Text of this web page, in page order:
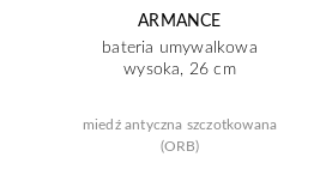
ARMANCE
bateria umywalkowa
wysoka, 26 cm
miedź antyczna szczotkowana
(ORB)